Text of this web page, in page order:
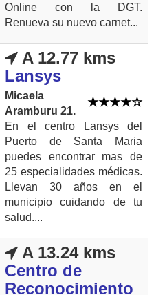
Online con la DGT.
Renueva su nuevo carnet...
A 12.77 kms
Lansys
Micaela
Aramburu 21.
En el centro Lansys del
Puerto de Santa Maria
puedes encontrar mas de
25 especialidades médicas.
Llevan 30 años en el
municipio cuidando de tu
salud....
A 13.24 kms
Centro de
Reconocimiento